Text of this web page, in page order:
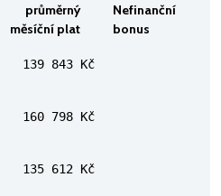
průměrný
měsíční plat
Nefinanční
bonus
139 843 Kč
160 798 Kč
135 612 Kč